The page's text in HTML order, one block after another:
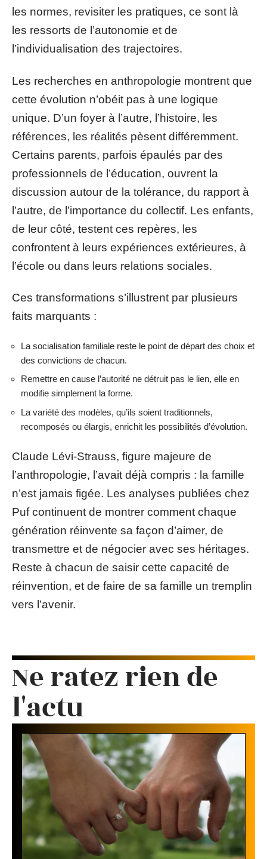
les normes, revisiter les pratiques, ce sont là
les ressorts de l’autonomie et de
l’individualisation des trajectoires.
Les recherches en anthropologie montrent que
cette évolution n’obéit pas à une logique
unique. D’un foyer à l’autre, l’histoire, les
références, les réalités pèsent différemment.
Certains parents, parfois épaulés par des
professionnels de l’éducation, ouvrent la
discussion autour de la tolérance, du rapport à
l’autre, de l’importance du collectif. Les enfants,
de leur côté, testent ces repères, les
confrontent à leurs expériences extérieures, à
l’école ou dans leurs relations sociales.
Ces transformations s’illustrent par plusieurs
faits marquants :
La socialisation familiale reste le point de départ des choix et
des convictions de chacun.
Remettre en cause l’autorité ne détruit pas le lien, elle en
modifie simplement la forme.
La variété des modèles, qu’ils soient traditionnels,
recomposés ou élargis, enrichit les possibilités d’évolution.
Claude Lévi-Strauss, figure majeure de
l’anthropologie, l’avait déjà compris : la famille
n’est jamais figée. Les analyses publiées chez
Puf continuent de montrer comment chaque
génération réinvente sa façon d’aimer, de
transmettre et de négocier avec ses héritages.
Reste à chacun de saisir cette capacité de
réinvention, et de faire de sa famille un tremplin
vers l’avenir.
Ne ratez rien de
l'actu